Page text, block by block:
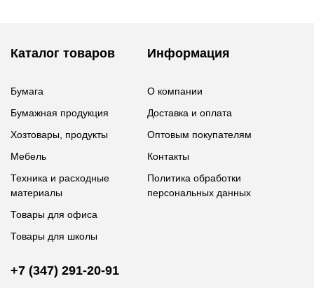
Каталог товаров
Бумага
Бумажная продукция
Хозтовары, продукты
Мебель
Техника и расходные
материалы
Товары для офиса
Товары для школы
Информация
О компании
Доставка и оплата
Оптовым покупателям
Контакты
Политика обработки
персональных данных
+7 (347) 291-20-91